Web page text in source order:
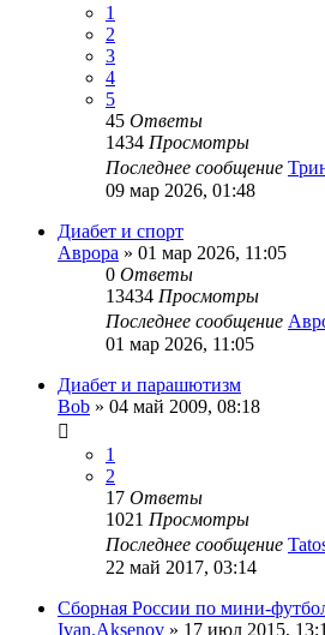
1
2
3
4
5
45 Ответы
1434 Просмотры
Последнее сообщение
09 мар 2026, 01:48
Диабет и спорт
Аврора » 01 мар 2026, 11:05
0 Ответы
13434 Просмотры
Последнее сообщение
01 мар 2026, 11:05
Диабет и парашютизм
Bob » 04 май 2009, 08:18
1
2
17 Ответы
1021 Просмотры
Последнее сообщение
22 май 2017, 03:14
Сборная России по мини-
Ivan.Aksenov » 17 июл 2015,